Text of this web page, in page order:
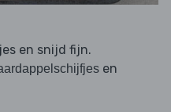
en snijd fijn.
en